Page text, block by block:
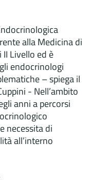
alla Medicina di
Livello ed è
endocrinologi
– spiega il
- Nell’ambito
anni a percorsi
necessita di
all’interno